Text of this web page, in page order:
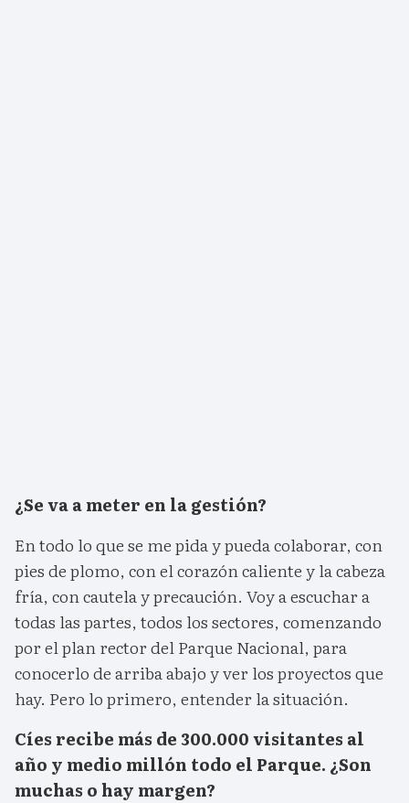
¿Se va a meter en la gestión?
En todo lo que se me pida y pueda colaborar, con
pies de plomo, con el corazón caliente y la cabeza
fría, con cautela y precaución. Voy a escuchar a
todas las partes, todos los sectores, comenzando
por el plan rector del Parque Nacional, para
conocerlo de arriba abajo y ver los proyectos que
hay. Pero lo primero, entender la situación.
Cíes recibe más de 300.000 visitantes al
año y medio millón todo el Parque. ¿Son
muchas o hay margen?